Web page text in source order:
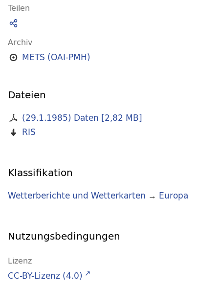
Teilen
Archiv
METS (OAI-PMH)
Dateien
(29.1.1985) Daten [2,82 MB]
RIS
Klassifikation
Wetterberichte und Wetterkarten → Europa
Nutzungsbedingungen
Lizenz
CC-BY-Lizenz (4.0)